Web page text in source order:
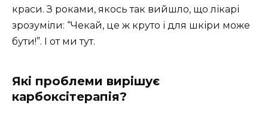
краси. З роками, якось так вийшло, що лікарі
зрозуміли: “Чекай, це ж круто і для шкіри може
бути!”. І от ми тут.
Які проблеми вирішує
карбоксітерапія?